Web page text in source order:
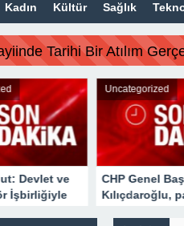
Kadın Kültür Sağlık
Tarihi Bir Atılım
ve
Uncategorized
CHP Genel Başkanı
Kılıçdaroğlu, parti genel